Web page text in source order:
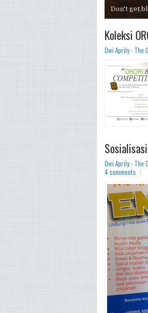
Don't get
Koleksi
Dwi Aprily - The
Dwi Aprily - The
4 comments